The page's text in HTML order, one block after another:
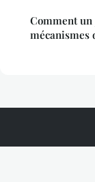
Comment
mécanismes
Tendances